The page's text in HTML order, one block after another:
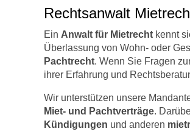
Rechtsanwalt
Ein Anwalt für Mietrecht kennt
Überlassung von Wohn- oder
Pachtrecht. Wenn Sie Fragen
ihrer Erfahrung und
Wir unterstützen unsere
Miet- und Pachtverträge.
Kündigungen und anderen